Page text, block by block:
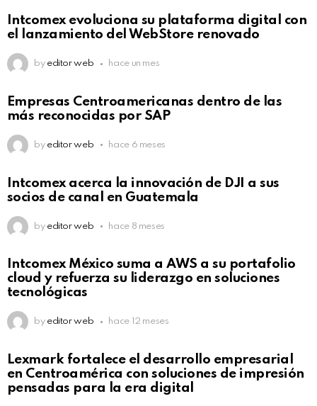
Intcomex evoluciona su plataforma digital con
el lanzamiento del WebStore renovado
by editor web hace un mes
Empresas Centroamericanas dentro de las
más reconocidas por SAP
by editor web hace 6 meses
Intcomex acerca la innovación de DJI a sus
socios de canal en Guatemala
by editor web hace 8 meses
Intcomex México suma a AWS a su portafolio
cloud y refuerza su liderazgo en soluciones
tecnológicas
by editor web hace 12 meses
Lexmark fortalece el desarrollo empresarial
en Centroamérica con soluciones de impresión
pensadas para la era digital